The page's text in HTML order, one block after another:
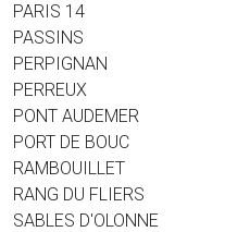
PARIS 14
PASSINS
PERPIGNAN
PERREUX
PONT AUDEMER
PORT DE BOUC
RAMBOUILLET
RANG DU FLIERS
SABLES D'OLONNE